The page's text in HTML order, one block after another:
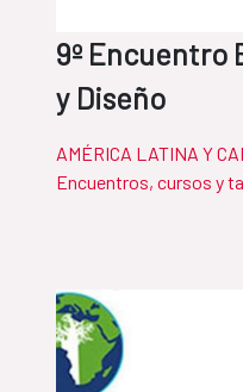
9º Encuentro
y Diseño
AMÉRICA LATINA Y
Encuentros, cursos y